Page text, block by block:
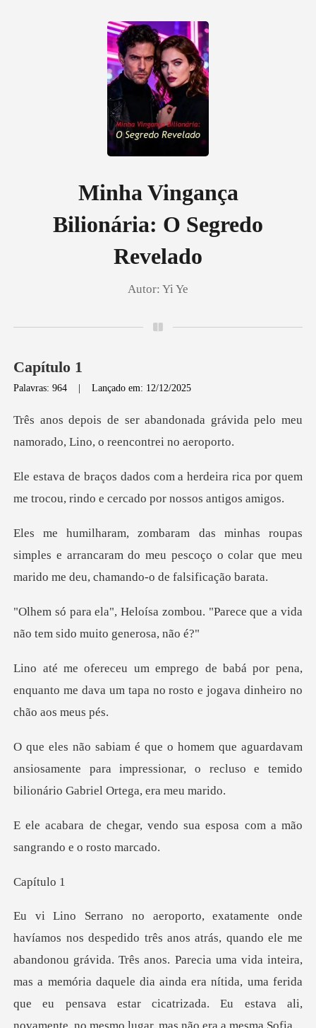
Histórico
Sair
Minha Vingança
Bilionária: O Segredo
Revelado
Autor: Yi Ye
Capítulo 1
Palavras: 964 |Lançado em: 12/12/2025
ada grávida pelo meu
namorado,
deira rica por quem
me trocou, rindo
mples e arrancaram do meu pescoço o colar que meu
ombou. "Parece que a vida
não
or pena,
enquanto me dava um tapa no rost
am
ansiosamente para impressionar, o recluso e t
endo sua esposa com a mão
ítu
andonou grávida. Três anos. Parecia uma vida inteira,
mas a memória daquele dia ainda era nítida, uma fer